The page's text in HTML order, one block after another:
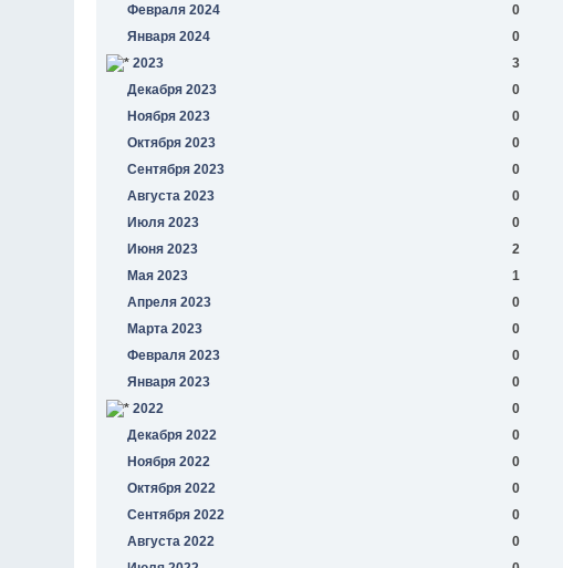
Февраля 2024
0
Января 2024
0
2023
3
Декабря 2023
0
Ноября 2023
0
Октября 2023
0
Сентября 2023
0
Августа 2023
0
Июля 2023
0
Июня 2023
2
Мая 2023
1
Апреля 2023
0
Марта 2023
0
Февраля 2023
0
Января 2023
0
2022
0
Декабря 2022
0
Ноября 2022
0
Октября 2022
0
Сентября 2022
0
Августа 2022
0